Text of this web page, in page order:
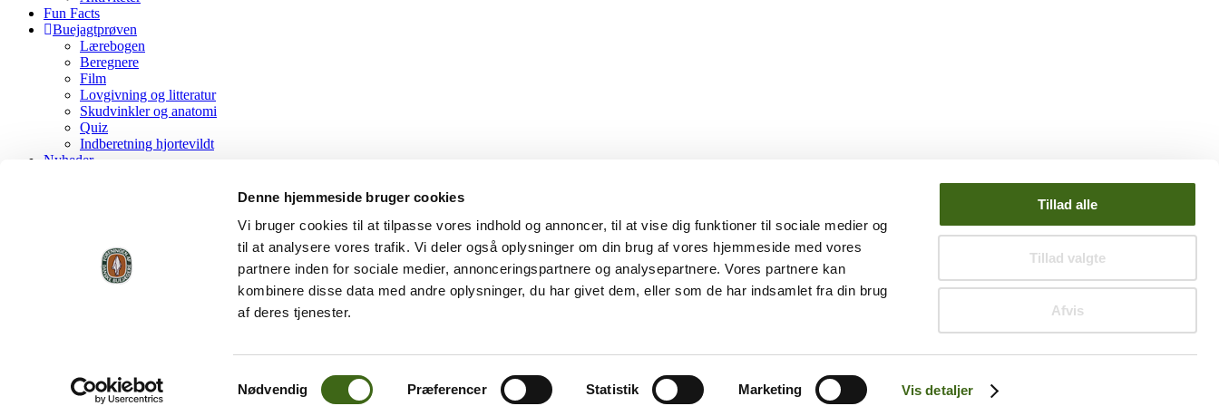
Denne hjemmeside bruger cookies
Vi bruger cookies til at tilpasse vores indhold og annoncer, til at vise dig funktioner til sociale medier og
til at analysere vores trafik. Vi deler også oplysninger om din brug af vores hjemmeside med vores
partnere inden for sociale medier, annonceringspartnere og analysepartnere. Vores partnere kan
kombinere disse data med andre oplysninger, du har givet dem, eller som de har indsamlet fra din brug
af deres tjenester.
Samtykkevalg
Nødvendig Præferencer Statistik Marketing Vis detaljer
Tillad alle
Tillad valgte
Afvis
Fun Facts
Buejagtprøven
Lærebogen
Beregnere
Film
Lovgivning og litteratur
Skudvinkler og anatomi
Quiz
Indberetning hjortevildt
Nyheder
Værdigrundlag
Forretningsorden
Lokalforeninger og Grupper
Standardvedtægter, lokalforening
Indmeldelse
Tilmeld betalingsservice